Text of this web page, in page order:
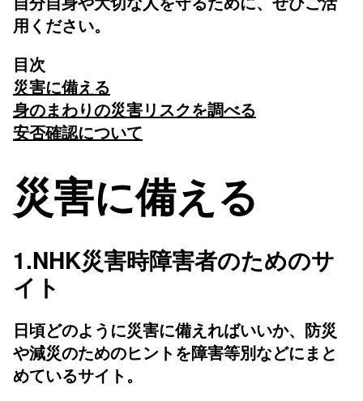
用ください。
目次
災害に備える
身のまわりの災害リスクを調べる
安否確認について
災害に備える
1.NHK災害時障害者のためのサ
イト
日頃どのように災害に備えればいいか、防災
や減災のためのヒントを障害等別などにまと
めているサイト。